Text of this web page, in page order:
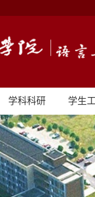
学科科研 学生